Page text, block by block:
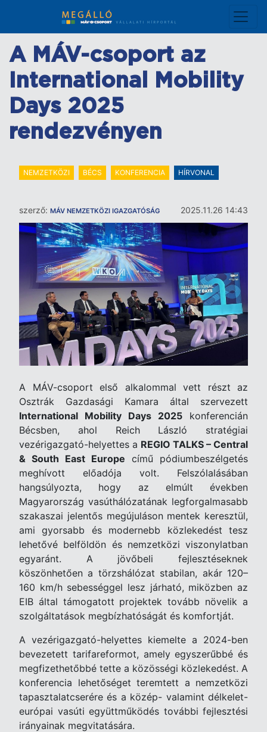
tartalomra
A MÁV-csoport az
International Mobility
Days 2025
rendezvényen
NEMZETKÖZI BÉCS KONFERENCIA HÍRVONAL
2025.11.26 14:43
szerző: MÁV NEMZETKÖZI IGAZGATÓSÁG
A MÁV-csoport első alkalommal vett részt az
Osztrák Gazdasági Kamara által szervezett
International Mobility Days 2025 konferencián
Bécsben, ahol Reich László stratégiai
vezérigazgató-helyettes a REGIO TALKS – Central
& South East Europe című pódiumbeszélgetés
meghívott előadója volt. Felszólalásában
hangsúlyozta, hogy az elmúlt években
Magyarország vasúthálózatának legforgalmasabb
szakaszai jelentős megújuláson mentek keresztül,
ami gyorsabb és modernebb közlekedést tesz
lehetővé belföldön és nemzetközi viszonylatban
egyaránt. A jövőbeli fejlesztéseknek
köszönhetően a törzshálózat stabilan, akár 120–
160 km/h sebességgel lesz járható, miközben az
EIB által támogatott projektek tovább növelik a
szolgáltatások megbízhatóságát és komfortját.
A vezérigazgató-helyettes kiemelte a 2024-ben
bevezetett tarifareformot, amely egyszerűbbé és
megfizethetőbbé tette a közösségi közlekedést. A
konferencia lehetőséget teremtett a nemzetközi
tapasztalatcserére és a közép- valamint délkelet-
európai vasúti együttműködés további fejlesztési
irányainak megvitatására.